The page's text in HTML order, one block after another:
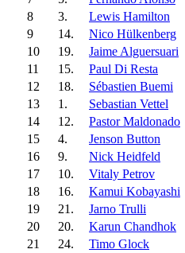
8
3. Lewis Hamilton
9
14. Nico Hülkenberg
10
19. Jaime Alguersuari
11
15. Paul Di Resta
12
18. Sébastien Buemi
13
1. Sebastian Vettel
14
12. Pastor Maldonado
15
4. Jenson Button
16
9. Nick Heidfeld
17
10. Vitaly Petrov
18
16. Kamui Kobayashi
19
21. Jarno Trulli
20
20. Karun Chandhok
21
24. Timo Glock